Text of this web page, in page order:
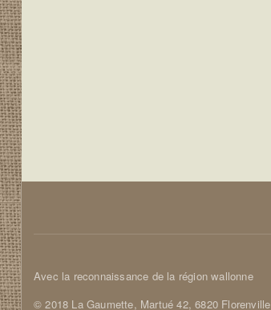
Corps
Avec la reconnaissance de la région wallonne
© 2018 La Gaumette, Martué 42, 6820 Florenville